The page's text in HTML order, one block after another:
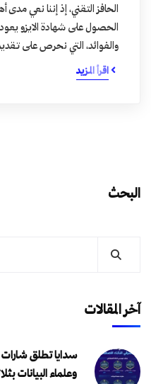
الحافز التقني، إذ إننا نعي مدى
الحصول على شهادة الايزو
والفوائد، التي نحرص على
اقرأ المزيد
البحث
آخر المقالات
سدايا تطلق شارات
وعلماء البيانات